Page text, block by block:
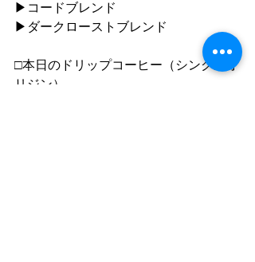
▶︎コードブレンド
▶︎ダークローストブレンド
□本日のドリップコーヒー（シングルオ
リジン）